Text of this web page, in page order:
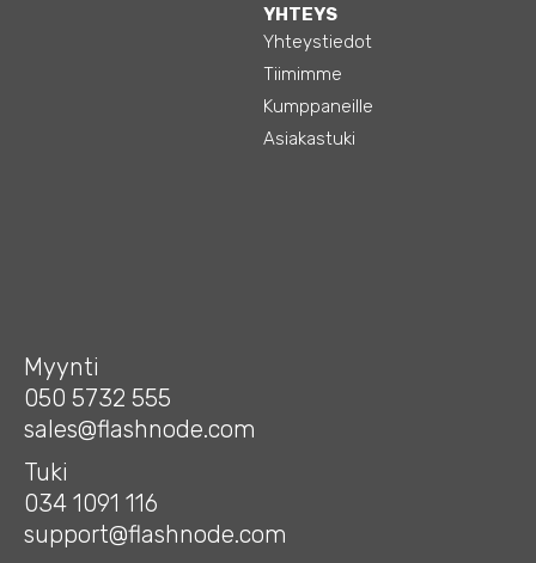
YHTEYS
Yhteystiedot
Tiimimme
Kumppaneille
Asiakastuki
Myynti
050 5732 555
sales@flashnode.com
Tuki
034 1091 116
support@flashnode.com